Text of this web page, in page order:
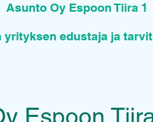
Asunto Oy Espoon Tiira 1
yrityksen edustaja ja
Espoon